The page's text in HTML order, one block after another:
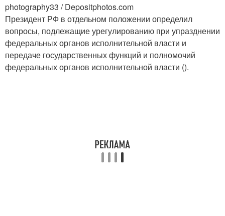
photography33 / Depositphotos.com
Президент РФ в отдельном положении определил
вопросы, подлежащие урегулированию при упразднении
федеральных органов исполнительной власти и
передаче государственных функций и полномочий
федеральных органов исполнительной власти ().